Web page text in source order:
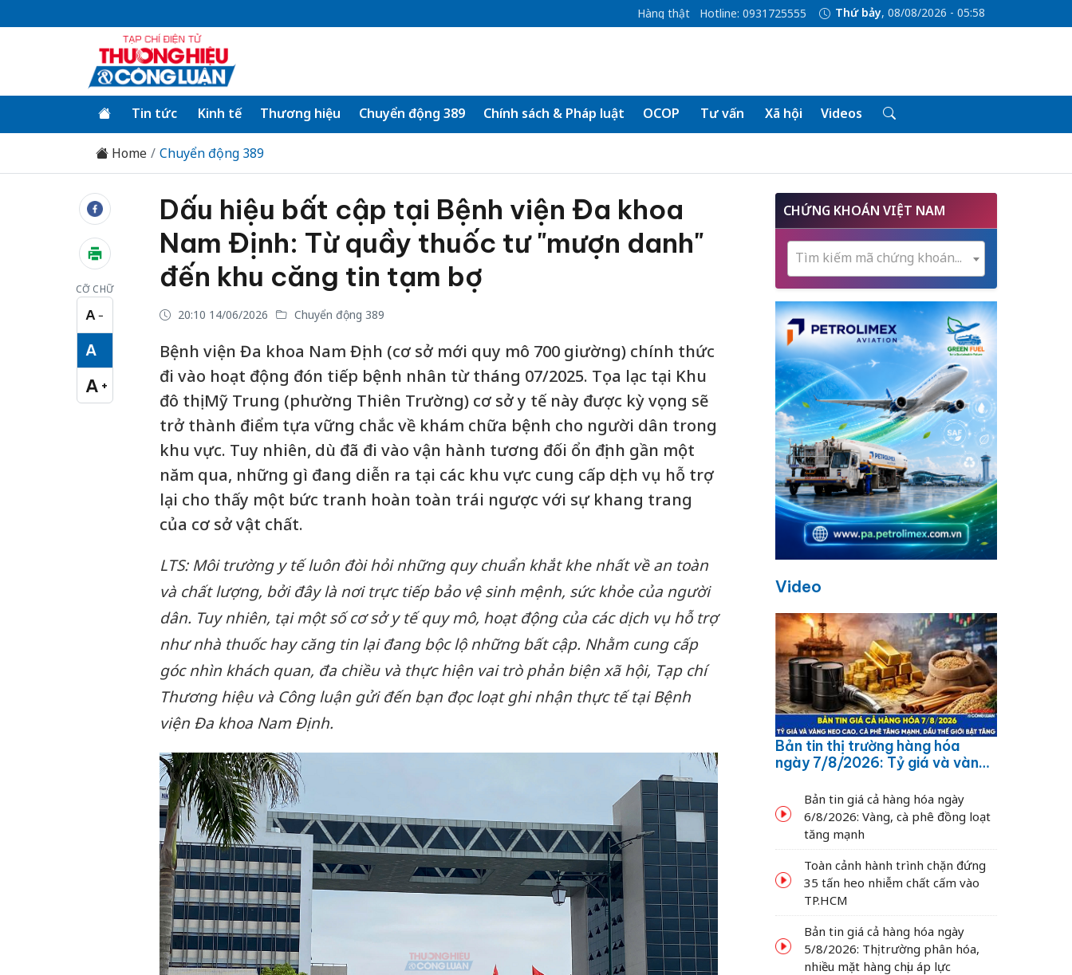
Hàng thật Hotline: 0931725555 Thứ bảy, 08/08/2026 - 05:58
Tin tức Kinh tế Thương hiệu Chuyển động 389 Chính sách & Pháp luật OCOP Tư vấn Xã hội Videos
Home Chuyển động 389
CỠ CHỮ
A −
Cỡ chữ nhỏ
A
Cỡ chữ vừa
A +
Cỡ chữ lớn
Dấu hiệu bất cập tại Bệnh viện Đa khoa
Nam Định: Từ quầy thuốc tư "mượn danh"
đến khu căng tin tạm bợ
20:10 14/06/2026 Chuyển động 389
Bệnh viện Đa khoa Nam Định (cơ sở mới quy mô 700 giường) chính thức
đi vào hoạt động đón tiếp bệnh nhân từ tháng 07/2025. Tọa lạc tại Khu
đô thị Mỹ Trung (phường Thiên Trường) cơ sở y tế này được kỳ vọng sẽ
trở thành điểm tựa vững chắc về khám chữa bệnh cho người dân trong
khu vực. Tuy nhiên, dù đã đi vào vận hành tương đối ổn định gần một
năm qua, những gì đang diễn ra tại các khu vực cung cấp dịch vụ hỗ trợ
lại cho thấy một bức tranh hoàn toàn trái ngược với sự khang trang
của cơ sở vật chất.
LTS: Môi trường y tế luôn đòi hỏi những quy chuẩn khắt khe nhất về an toàn
và chất lượng, bởi đây là nơi trực tiếp bảo vệ sinh mệnh, sức khỏe của người
dân. Tuy nhiên, tại một số cơ sở y tế quy mô, hoạt động của các dịch vụ hỗ trợ
như nhà thuốc hay căng tin lại đang bộc lộ những bất cập. Nhằm cung cấp
góc nhìn khách quan, đa chiều và thực hiện vai trò phản biện xã hội, Tạp chí
Thương hiệu và Công luận gửi đến bạn đọc loạt ghi nhận thực tế tại Bệnh
viện Đa khoa Nam Định.
CHỨNG KHOÁN VIỆT NAM
Tìm kiếm mã chứng khoán...
Video
Bản tin thị trường hàng hóa
ngày 7/8/2026: Tỷ giá và vàng
dầu thế giới bật tăng
Bản tin giá cả hàng hóa ngày
6/8/2026: Vàng, cà phê đồng loạt
tăng mạnh
Toàn cảnh hành trình chặn đứng
35 tấn heo nhiễm chất cấm vào
TP.HCM
Bản tin giá cả hàng hóa ngày
5/8/2026: Thị trường phân hóa,
nhiều mặt hàng chịu áp lực